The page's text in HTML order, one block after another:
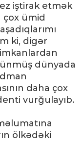
iştirak etmək
çox ümid
ki, digər
dünyada
daha çox
vurğulayıb.
ölkədəki